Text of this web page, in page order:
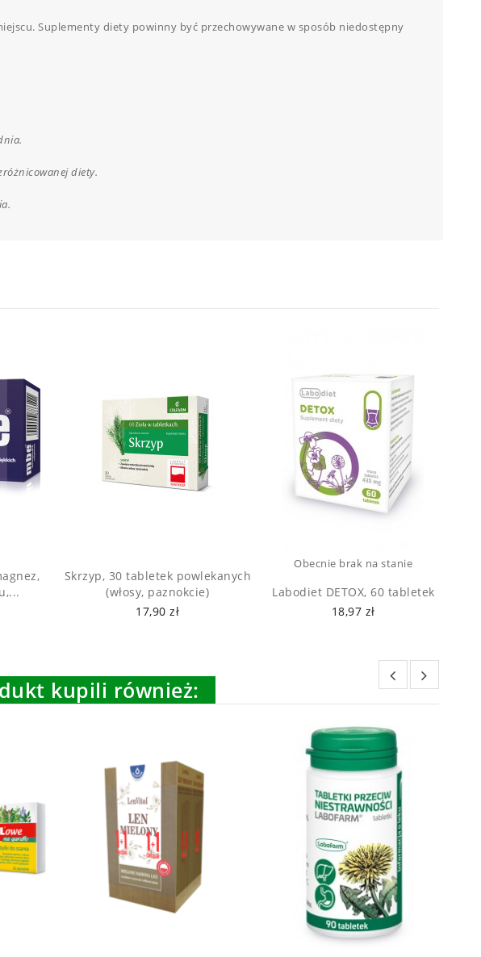
Suplementy diety powinny być przechowywane w sposób niedostępny
diety.
Skrzyp, 30 tabletek powlekanych
(włosy, paznokcie)
17,90 zł
Obecnie brak na stanie
Labodiet DETOX, 60 tabletek
18,97 zł
kupili również: